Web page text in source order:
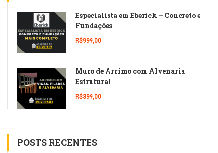
Especialista em Eberick – Concreto e
Fundações
R$999,00
Muro de Arrimo com Alvenaria
Estrutural
R$399,00
POSTS RECENTES